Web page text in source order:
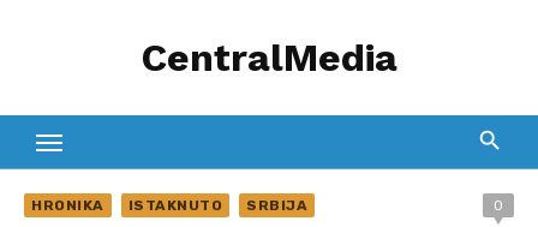
CentralMedia
HRONIKA ISTAKNUTO SRBIJA 0